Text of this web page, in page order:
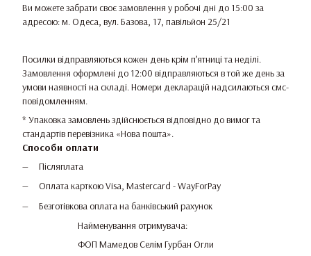
Ви можете забрати своє замовлення у робочі дні до 15:00 за
адресою: м. Одеса, вул. Базова, 17, павільйон 25/21
Посилки відправляються кожен день крім п’ятниці та неділі.
Замовлення оформлені до 12:00 відправляються в той же день за
умови наявності на складі. Номери декларацій надсилаються смс-
повідомленням.
* Упаковка замовлень здійснюється відповідно до вимог та
стандартів перевізника «Нова пошта».
Способи оплати
Післяплата
Оплата карткою Visa, Mastercard - WayForPay
Безготівкова оплата на банківський рахунок
Найменування отримувача:
ФОП Мамедов Селім Гурбан Огли